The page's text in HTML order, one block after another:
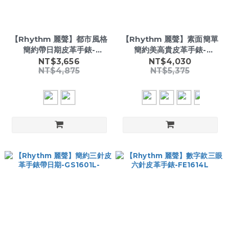
【Rhythm 麗聲】都市風格
簡約帶日期皮革手錶-
PE1603-
NT$3,656
NT$4,875
【Rhythm 麗聲】素面簡單
簡約美高貴皮革手錶-
P1301-
NT$4,030
NT$5,375